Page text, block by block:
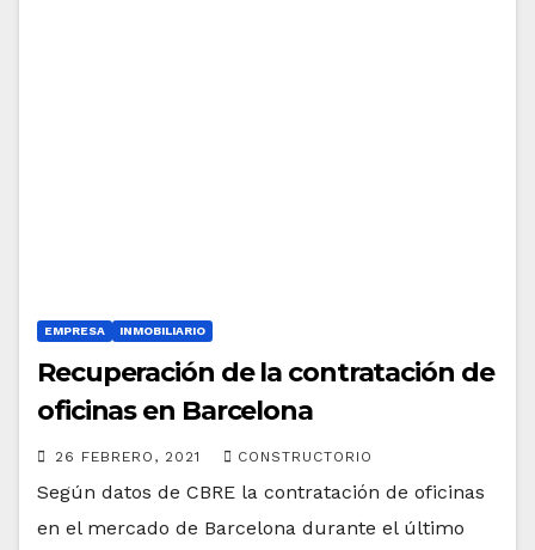
EMPRESA INMOBILIARIO
Recuperación de la contratación de
oficinas en Barcelona
26 FEBRERO, 2021 CONSTRUCTORIO
Según datos de CBRE la contratación de oficinas
en el mercado de Barcelona durante el último